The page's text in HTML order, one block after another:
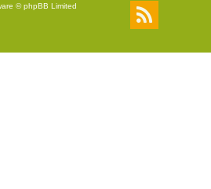
r
© phpBB Limited